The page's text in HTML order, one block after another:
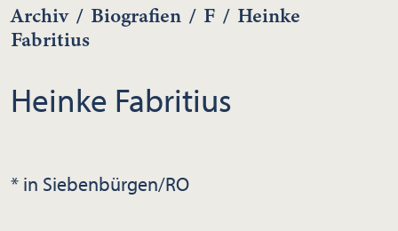
Archiv / Biografien / F / Heinke
Fabritius
Heinke Fabritius
* in Siebenbürgen/RO